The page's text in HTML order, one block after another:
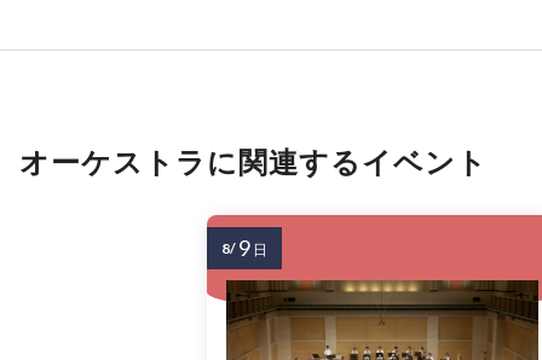
オーケストラに関連するイベント
8/ 9 日